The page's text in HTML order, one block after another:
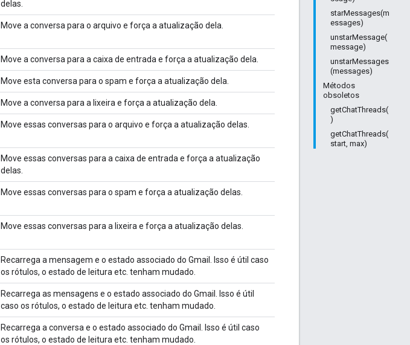
starMessages(m
essages)
unstarMessage(
message)
unstarMessages
(messages)
Métodos
obsoletos
getChatThreads(
)
getChatThreads(
start, max)
delas.
Move a conversa para o arquivo e força a atualização dela.
Move a conversa para a caixa de entrada e força a atualização dela.
Move esta conversa para o spam e força a atualização dela.
Move a conversa para a lixeira e força a atualização dela.
Move essas conversas para o arquivo e força a atualização delas.
Move essas conversas para a caixa de entrada e força a atualização
delas.
Move essas conversas para o spam e força a atualização delas.
Move essas conversas para a lixeira e força a atualização delas.
Recarrega a mensagem e o estado associado do Gmail. Isso é útil caso
os rótulos, o estado de leitura etc. tenham mudado.
Recarrega as mensagens e o estado associado do Gmail. Isso é útil
caso os rótulos, o estado de leitura etc. tenham mudado.
Recarrega a conversa e o estado associado do Gmail. Isso é útil caso
os rótulos, o estado de leitura etc. tenham mudado.